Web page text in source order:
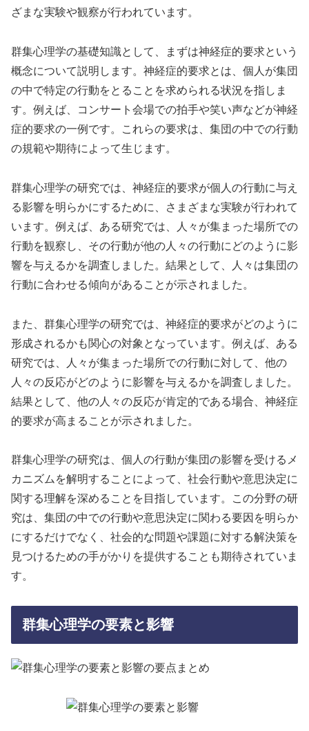
ざまな実験や観察が行われています。
群集心理学の基礎知識として、まずは神経症的要求という
概念について説明します。神経症的要求とは、個人が集団
の中で特定の行動をとることを求められる状況を指しま
す。例えば、コンサート会場での拍手や笑い声などが神経
症的要求の一例です。これらの要求は、集団の中での行動
の規範や期待によって生じます。
群集心理学の研究では、神経症的要求が個人の行動に与え
る影響を明らかにするために、さまざまな実験が行われて
います。例えば、ある研究では、人々が集まった場所での
行動を観察し、その行動が他の人々の行動にどのように影
響を与えるかを調査しました。結果として、人々は集団の
行動に合わせる傾向があることが示されました。
また、群集心理学の研究では、神経症的要求がどのように
形成されるかも関心の対象となっています。例えば、ある
研究では、人々が集まった場所での行動に対して、他の
人々の反応がどのように影響を与えるかを調査しました。
結果として、他の人々の反応が肯定的である場合、神経症
的要求が高まることが示されました。
群集心理学の研究は、個人の行動が集団の影響を受けるメ
カニズムを解明することによって、社会行動や意思決定に
関する理解を深めることを目指しています。この分野の研
究は、集団の中での行動や意思決定に関わる要因を明らか
にするだけでなく、社会的な問題や課題に対する解決策を
見つけるための手がかりを提供することも期待されていま
す。
群集心理学の要素と影響